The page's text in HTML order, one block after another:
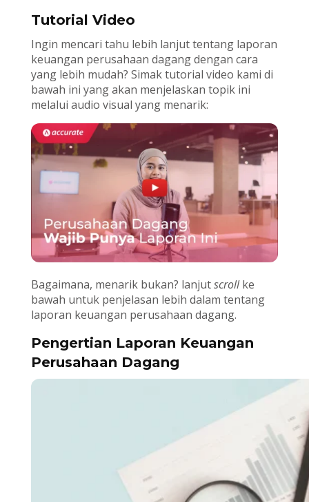
Tutorial Video
Ingin mencari tahu lebih lanjut tentang laporan
keuangan perusahaan dagang dengan cara
yang lebih mudah? Simak tutorial video kami di
bawah ini yang akan menjelaskan topik ini
melalui audio visual yang menarik:
Bagaimana, menarik bukan? lanjutscrollke
bawah untuk penjelasan lebih dalam tentang
laporan keuangan perusahaan dagang.
Pengertian Laporan Keuangan
Perusahaan Dagang